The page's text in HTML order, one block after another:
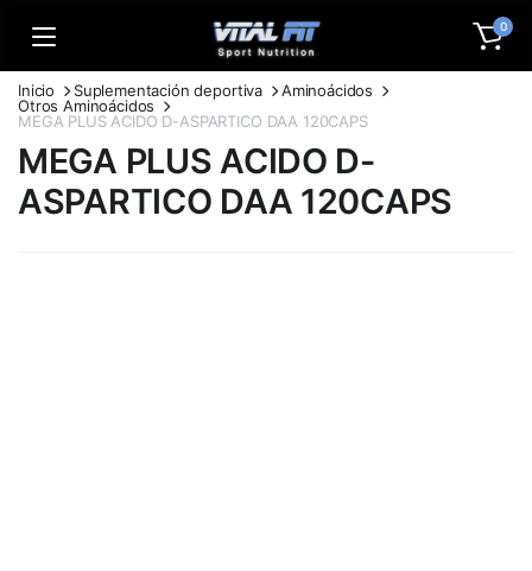
0
Inicio Suplementación deportiva
Aminoácidos
Otros Aminoácidos
MEGA PLUS ACIDO D-ASPARTICO DAA 120CAPS
MEGA PLUS ACIDO D-
ASPARTICO DAA 120CAPS